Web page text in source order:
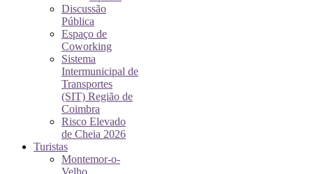
Discussão
Pública
Espaço de
Coworking
Sistema
Intermunicipal de
Transportes
(SIT) Região de
Coimbra
Risco Elevado
de Cheia 2026
Turistas
Montemor-o-
Velho